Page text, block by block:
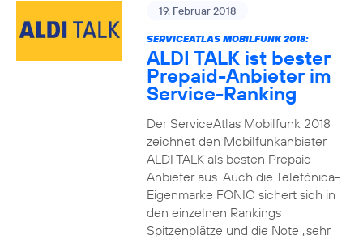
19. Februar 2018
SERVICEATLAS MOBILFUNK 2018:
ALDI TALK ist bester
Prepaid-Anbieter im
Service-Ranking
Der ServiceAtlas Mobilfunk 2018
zeichnet den Mobilfunkanbieter
ALDI TALK als besten Prepaid-
Anbieter aus. Auch die Telefónica-
Eigenmarke FONIC sichert sich in
den einzelnen Rankings
Spitzenplätze und die Note „sehr